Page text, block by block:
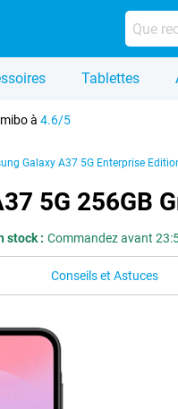
Tablettes
à4.6/5
Galaxy A37 5G Enterprise
5G 256GB
stock : Commandez avant
Conseils et Astuces